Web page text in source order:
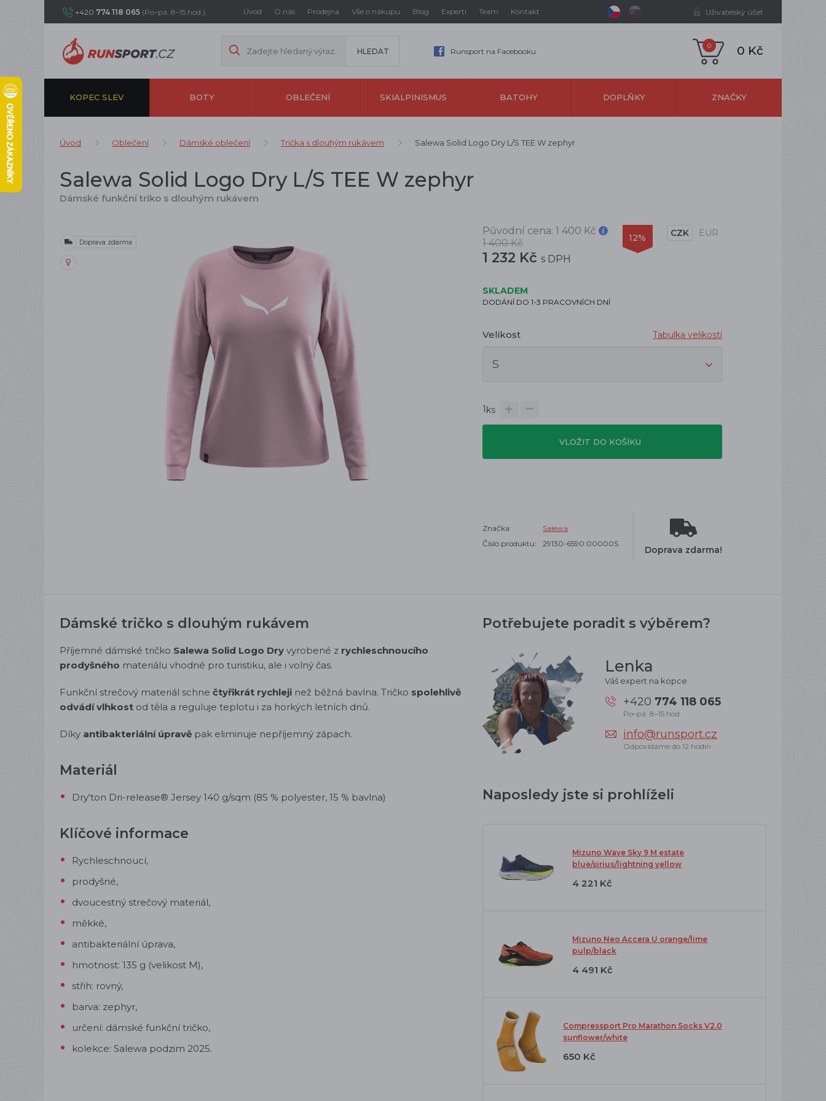
+420 774 118 065 (Po–pá: 8–15 hod.) Úvod O nás Prodejna Vše o nákupu Blog Experti Team Kontakt Uživatelský účet
Runsport na Facebooku
0 0 Kč
KOPEC SLEV BOTY OBLEČENÍ SKIALPINISMUS BATOHY DOPLŇKY ZNAČKY
Úvod Oblečení Dámské oblečení Trička s dlouhým rukávem Salewa Solid Logo Dry L/S TEE W zephyr
Salewa Solid Logo Dry L/S TEE W zephyr
Dámské funkční triko s dlouhým rukávem
Doprava zdarma
Původní cena:1 400 Kč
1 400 Kč
1 232 Kč s DPH
12% CZK EUR
SKLADEM
DODÁNÍ DO 1-3 PRACOVNÍCH DNÍ
Velikost Tabulka velikostí
1ks
VLOŽIT DO KOŠÍKU
Značka:
Salewa
Číslo produktu:
29130-6590:00000S
Doprava zdarma!
Dámské tričko s dlouhým rukávem
Příjemné dámské tričko Salewa Solid Logo Dry vyrobené z rychleschnoucího
prodyšného materiálu vhodné pro turistiku, ale i volný čas.
Funkční strečový materiál schne čtyřikrát rychleji než běžná bavlna. Tričko spolehlivě
odvádí vlhkost od těla a reguluje teplotu i za horkých letních dnů.
Díky antibakteriální úpravě pak eliminuje nepříjemný zápach.
Materiál
Dry'ton Dri-release® Jersey 140 g/sqm (85 % polyester, 15 % bavlna)
Klíčové informace
Rychleschnoucí,
prodyšné,
dvoucestný strečový materiál,
měkké,
antibakteriální úprava,
hmotnost: 135 g (velikost M),
střih: rovný,
barva: zephyr,
určení: dámské funkční tričko,
kolekce: Salewa podzim 2025.
Potřebujete poradit s výběrem?
Lenka
Váš expert na kopce
+420 774 118 065
Po–pá: 8–15 hod.
info@runsport.cz
Odpovídáme do 12 hodin
Naposledy jste si prohlíželi
Mizuno Wave Sky 9 M estate
blue/sirius/lightning yellow
4 221 Kč
Mizuno Neo Accera U orange/lime
pulp/black
4 491 Kč
Compressport Pro Marathon Socks V2.0
sunflower/white
650 Kč